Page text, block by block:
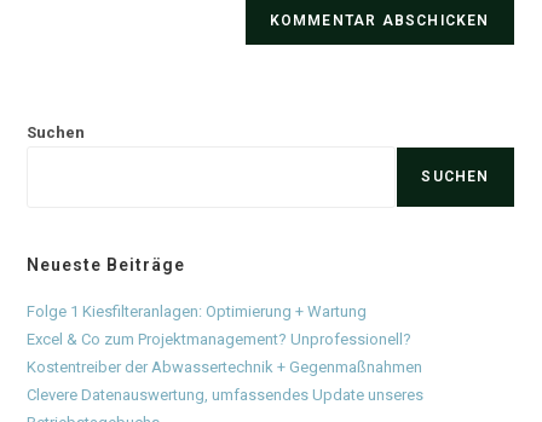
Suchen
SUCHEN
Neueste Beiträge
Folge 1 Kiesfilteranlagen: Optimierung + Wartung
Excel & Co zum Projektmanagement? Unprofessionell?
Kostentreiber der Abwassertechnik + Gegenmaßnahmen
Clevere Datenauswertung, umfassendes Update unseres